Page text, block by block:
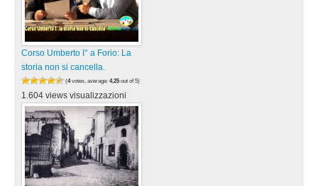
Corso Umberto I° a Forio: La
storia non si cancella.
(4votes, average: 4,25out of 5)
1.604 views visualizzazioni